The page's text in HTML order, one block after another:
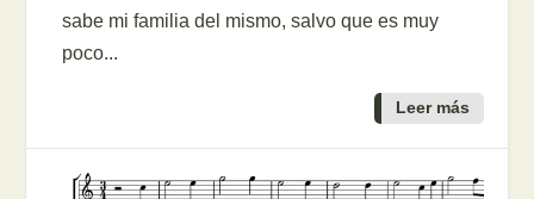
sabe mi familia del mismo, salvo que es muy
poco...
Leer más